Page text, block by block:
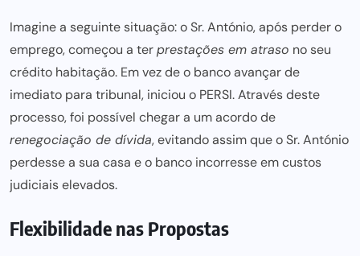
Imagine a seguinte situação: o Sr. António, após perder o
emprego, começou a terprestações em atraso no seu
crédito habitação. Em vez de o banco avançar de
imediato para tribunal, iniciou o PERSI. Através deste
processo, foi possível chegar a um acordo de
renegociação de dívida, evitando assim que o Sr. António
perdesse a sua casa e o banco incorresse em custos
judiciais elevados.
Flexibilidade nas Propostas